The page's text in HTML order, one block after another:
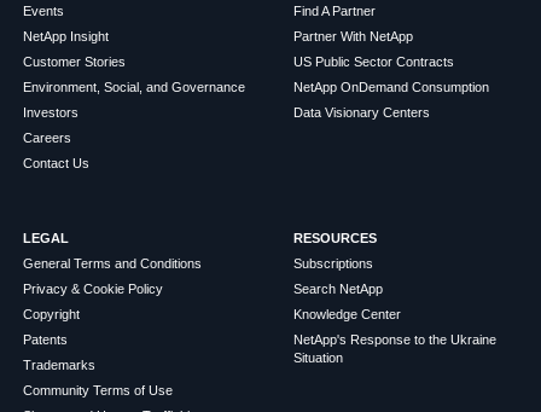
Events
NetApp Insight
Customer Stories
Environment, Social, and Governance
Investors
Careers
Contact Us
Find A Partner
Partner With NetApp
US Public Sector Contracts
NetApp OnDemand Consumption
Data Visionary Centers
LEGAL
General Terms and Conditions
Privacy & Cookie Policy
Copyright
Patents
Trademarks
Community Terms of Use
RESOURCES
Subscriptions
Search NetApp
Knowledge Center
NetApp's Response to the Ukraine
Situation